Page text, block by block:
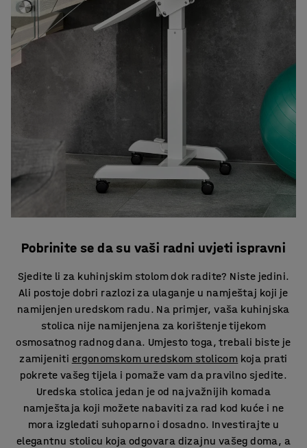
Pobrinite se da su vaši radni uvjeti ispravni
Sjedite li za kuhinjskim stolom dok radite? Niste jedini.
Ali postoje dobri razlozi za ulaganje u namještaj koji je
namijenjen uredskom radu. Na primjer, vaša kuhinjska
stolica nije namijenjena za korištenje tijekom
osmosatnog radnog dana. Umjesto toga, trebali biste je
zamijeniti ergonomskom uredskom stolicom koja prati
pokrete vašeg tijela i pomaže vam da pravilno sjedite.
Uredska stolica jedan je od najvažnijih komada
namještaja koji možete nabaviti za rad kod kuće i ne
mora izgledati suhoparno i dosadno. Investirajte u
elegantnu stolicu koja odgovara dizajnu vašeg doma, a